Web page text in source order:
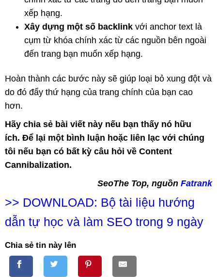
xếp hạng.
Xây dựng một số backlink với anchor text là
cụm từ khóa chính xác từ các nguồn bên ngoài
đến trang bạn muốn xếp hạng.
Hoàn thành các bước này sẽ giúp loại bỏ xung đột và
do đó đẩy thứ hạng của trang chính của bạn cao
hơn.
Hãy chia sẻ bài viết này nếu bạn thấy nó hữu
ích. Để lại một bình luận hoặc liên lạc với chúng
tôi nếu bạn có bất kỳ câu hỏi về Content
Cannibalization.
SeoThe Top, nguồn Fatrank
>> DOWNLOAD: Bộ tài liệu hướng
dẫn tự học và làm SEO trong 9 ngày
Chia sẻ tin này lên